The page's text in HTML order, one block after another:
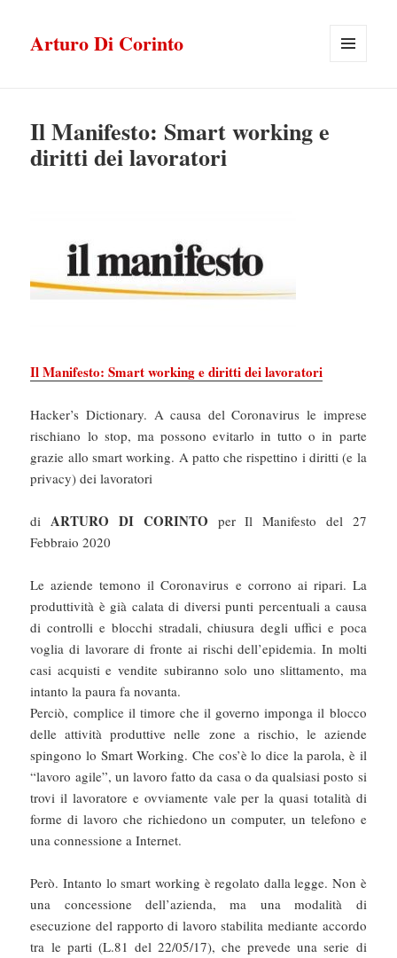
Arturo Di Corinto
Il Manifesto: Smart working e
diritti dei lavoratori
Il Manifesto: Smart working e diritti dei lavoratori
Hacker’s Dictionary. A causa del Coronavirus le imprese
rischiano lo stop, ma possono evitarlo in tutto o in parte
grazie allo smart working. A patto che rispettino i diritti (e la
privacy) dei lavoratori
diARTURO DI CORINTO per Il Manifesto del 27
Febbraio 2020
Le aziende temono il Coronavirus e corrono ai ripari. La
produttività è già calata di diversi punti percentuali a causa
di controlli e blocchi stradali, chiusura degli uffici e poca
voglia di lavorare di fronte ai rischi dell’epidemia. In molti
casi acquisti e vendite subiranno solo uno slittamento, ma
intanto la paura fa novanta.
Perciò, complice il timore che il governo imponga il blocco
delle attività produttive nelle zone a rischio, le aziende
spingono lo Smart Working. Che cos’è lo dice la parola, è il
“lavoro agile”, un lavoro fatto da casa o da qualsiasi posto si
trovi il lavoratore e ovviamente vale per la quasi totalità di
forme di lavoro che richiedono un computer, un telefono e
una connessione a Internet.
Però. Intanto lo smart working è regolato dalla legge. Non è
una concessione dell’azienda, ma una modalità di
esecuzione del rapporto di lavoro stabilita mediante accordo
tra le parti (L.81 del 22/05/17), che prevede una serie di